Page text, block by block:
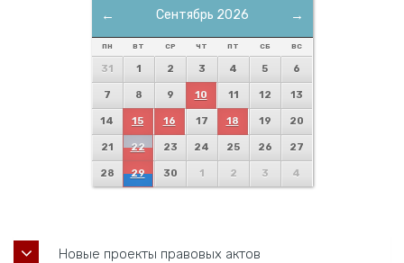
← →
Сентябрь 2026
ПН ВТ СР ЧТ ПТ СБ ВС
31 1 2 3 4 5 6
7 8 9 10 11 12 13
14 15 16 17 18 19 20
21 22 23 24 25 26 27
28 29 30 1 2 3 4
Новые проекты правовых актов